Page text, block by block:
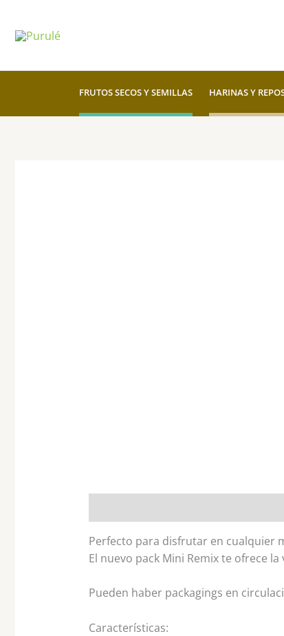
contenido
FRUTOS SECOS Y SEMILLAS HARINAS Y
Perfecto para disfrutar en cualquier
El nuevo pack Mini Remix te ofrece
Pueden haber packagings en
Características: